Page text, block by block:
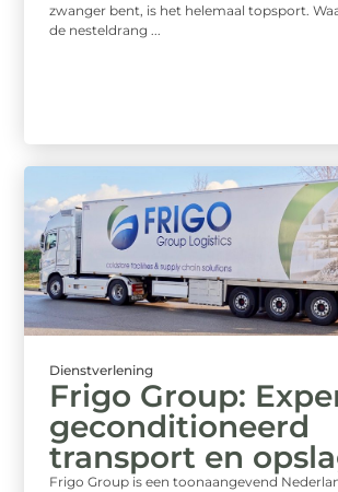
zwanger bent, is het helemaal topsport.
de nesteldrang ...
Dienstverlening
Frigo Group:
geconditioneerd
transport en
Frigo Group is een toonaangevend